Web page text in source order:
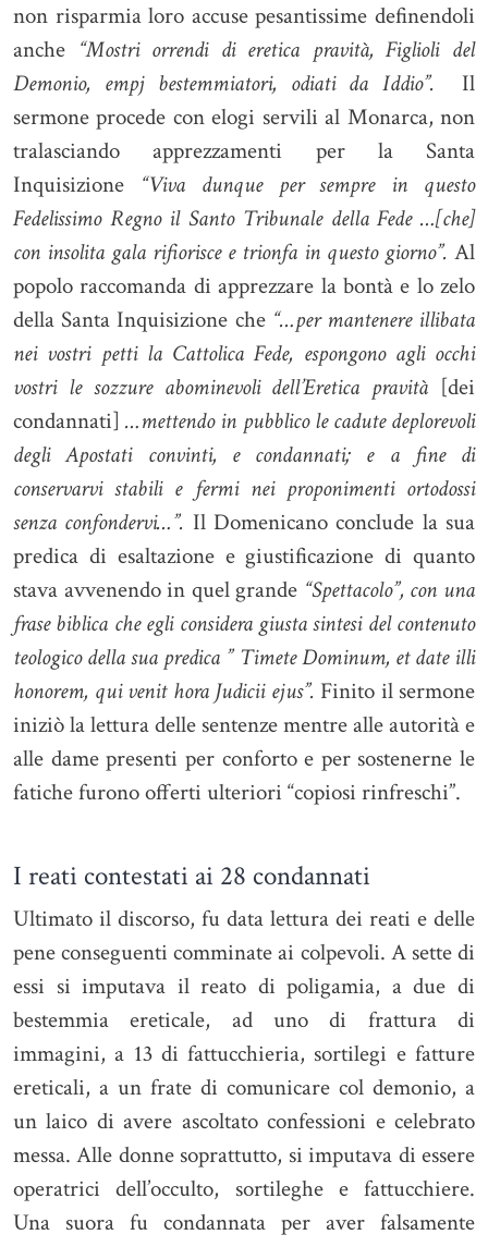
non risparmia loro accuse pesantissime definendoli
anche “Mostri orrendi di eretica pravità, Figlioli del
Demonio, empj bestemmiatori, odiati da Iddio”. Il
sermone procede con elogi servili al Monarca, non
tralasciando apprezzamenti per la Santa
Inquisizione “Viva dunque per sempre in questo
Fedelissimo Regno il Santo Tribunale della Fede …[che]
con insolita gala rifiorisce e trionfa in questo giorno”. Al
popolo raccomanda di apprezzare la bontà e lo zelo
della Santa Inquisizione che“…per mantenere illibata
nei vostri petti la Cattolica Fede, espongono agli occhi
vostri le sozzure abominevoli dell’Eretica pravità [dei
condannati] …mettendo in pubblico le cadute deplorevoli
degli Apostati convinti, e condannati; e a fine di
conservarvi stabili e fermi nei proponimenti ortodossi
senza confondervi…”. Il Domenicano conclude la sua
predica di esaltazione e giustificazione di quanto
stava avvenendo in quel grande “Spettacolo”, con una
frase biblica che egli considera giusta sintesi del contenuto
teologico della sua predica ” Timete Dominum, et date illi
honorem, qui venit hora Judicii ejus”. Finito il sermone
iniziò la lettura delle sentenze mentre alle autorità e
alle dame presenti per conforto e per sostenerne le
fatiche furono offerti ulteriori “copiosi rinfreschi”.
I reati contestati ai 28 condannati
Ultimato il discorso, fu data lettura dei reati e delle
pene conseguenti comminate ai colpevoli. A sette di
essi si imputava il reato di poligamia, a due di
bestemmia ereticale, ad uno di frattura di
immagini, a 13 di fattucchieria, sortilegi e fatture
ereticali, a un frate di comunicare col demonio, a
un laico di avere ascoltato confessioni e celebrato
messa. Alle donne soprattutto, si imputava di essere
operatrici dell’occulto, sortileghe e fattucchiere.
Una suora fu condannata per aver falsamente